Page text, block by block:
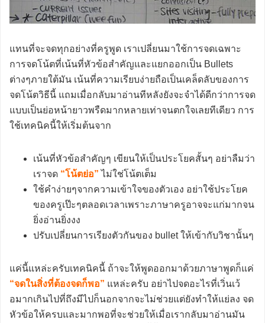
แทนที่จะจดทุกอย่างที่ครูพูด เราเปลี่ยนมาใช้การจดเฉพาะ
การจดโน้ตที่เน้นที่หัวข้อสำคัญและแยกออกเป็น Bullets
ต่างๆภายใต้มัน เน้นที่ความเรียบง่ายถือเป็นเคล็ดลับของการ
จดโน้ตวิธีนี้ แถมเมื่อกลับมาอ่านทีหลังยังจะจำได้ดีกว่าการจด
แบบเป็นย่อหน้ายาวพรืดมากหลายเท่าจนตกใจเลยทีเดียว การ
ใช้เทคนิคนี้ให้เริ่มต้นจาก
เน้นที่หัวข้อสำคัญๆ เขียนให้เป็นประโยคสั้นๆ อย่าลืมว่า
เราจด “โน้ตย่อ” ไม่ใช่โน้ตเต็ม
ใช้คำง่ายๆจากความเข้าใจของตัวเอง อย่าใช้ประโยค
ของครูเป๊ะๆตลอดเวลาเพราะภาษาครูอาจจะแก่มากจน
ยิ่งอ่านยิ่งงง
ปรับเปลี่ยนการเรียงตัวกันของ bullet ให้เข้ากับวิชานั้นๆ
แค่นี้แหล่ะครับเทคนิคนี้ ถ้าจะให้พูดออกมาด้วยภาษาพูดก็แค่
“จดในสิ่งที่ต้องจดก็พอ” แหล่ะครับ อย่าไปจดอะไรที่เวิ่นเว้
อมากเกินไปที่ถึงมีไปก็นอกจากจะไม่ช่วยแต่ยังทำให้แย่ลง จด
หัวข้อให้ครบและมากพอที่จะช่วยให้เมื่อเรากลับมาอ่านมัน